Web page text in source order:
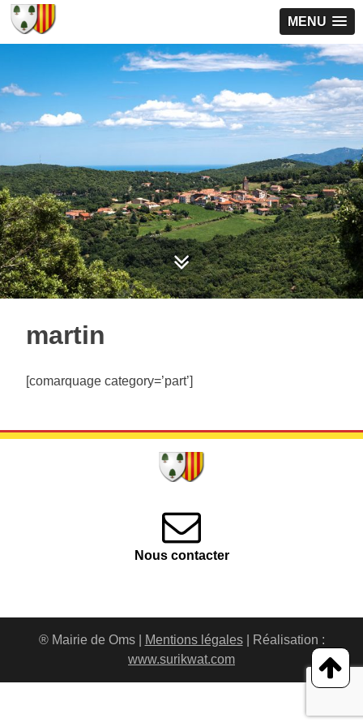
MENU
martin
[comarquage category=’part’]
Nous contacter
® Mairie de Oms | Mentions légales| Réalisation :
www.surikwat.com